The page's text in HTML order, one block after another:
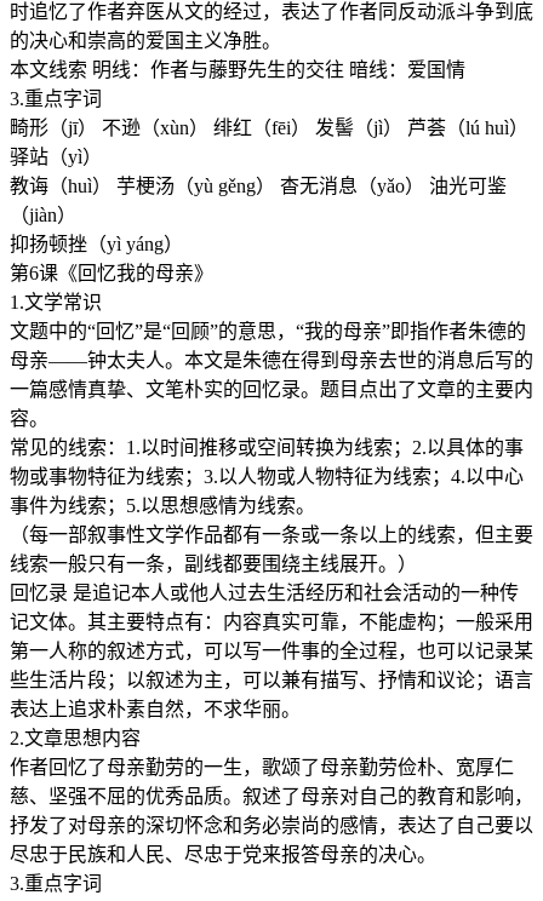
时追忆了作者弃医从文的经过，表达了作者同反动派斗争到底
的决心和崇高的爱国主义净胜。
本文线索 明线：作者与藤野先生的交往 暗线：爱国情
3.重点字词
畸形（jī） 不逊（xùn） 绯红（fēi） 发髻（jì） 芦荟（lú huì）
驿站（yì）
教诲（huì） 芋梗汤（yù gěng） 杳无消息（yǎo） 油光可鉴
（jiàn）
抑扬顿挫（yì yáng）
第6课《回忆我的母亲》
1.文学常识
文题中的“回忆”是“回顾”的意思，“我的母亲”即指作者朱德的
母亲——钟太夫人。本文是朱德在得到母亲去世的消息后写的
一篇感情真挚、文笔朴实的回忆录。题目点出了文章的主要内
容。
常见的线索：1.以时间推移或空间转换为线索；2.以具体的事
物或事物特征为线索；3.以人物或人物特征为线索；4.以中心
事件为线索；5.以思想感情为线索。
（每一部叙事性文学作品都有一条或一条以上的线索，但主要
线索一般只有一条，副线都要围绕主线展开。）
回忆录 是追记本人或他人过去生活经历和社会活动的一种传
记文体。其主要特点有：内容真实可靠，不能虚构；一般采用
第一人称的叙述方式，可以写一件事的全过程，也可以记录某
些生活片段；以叙述为主，可以兼有描写、抒情和议论；语言
表达上追求朴素自然，不求华丽。
2.文章思想内容
作者回忆了母亲勤劳的一生，歌颂了母亲勤劳俭朴、宽厚仁
慈、坚强不屈的优秀品质。叙述了母亲对自己的教育和影响，
抒发了对母亲的深切怀念和务必崇尚的感情，表达了自己要以
尽忠于民族和人民、尽忠于党来报答母亲的决心。
3.重点字词